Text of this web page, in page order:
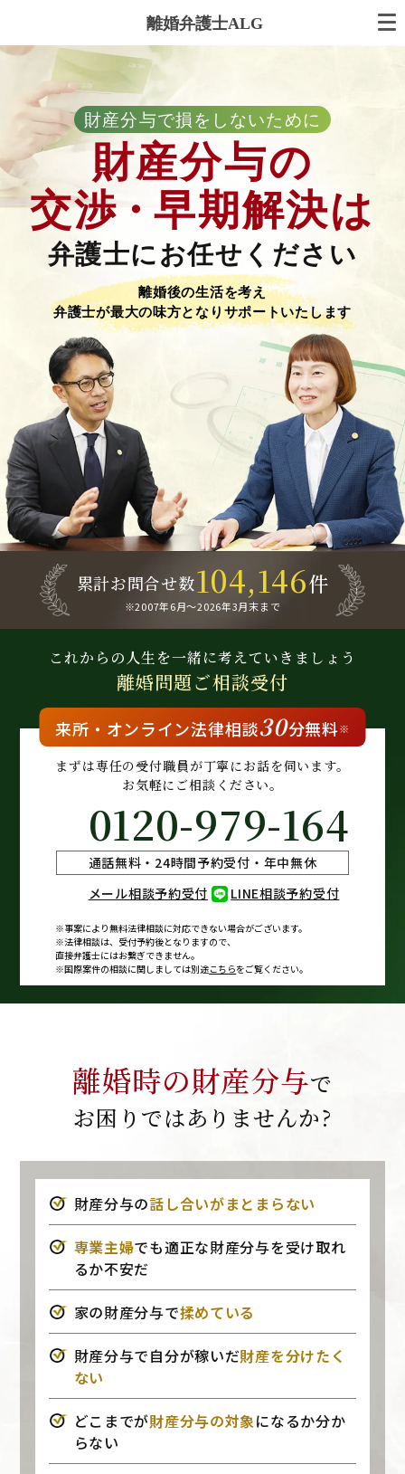
離婚弁護士ALG
財産分与で損をしないために
財産分与の
交渉・早期解決は
弁護士にお任せください
離婚後の生活を考え
弁護士が最大の味方となりサポートいたします
累計お問合せ数104,146件
※2007年6月～2026年3月末まで
これからの人生を一緒に考えていきましょう
離婚問題ご相談受付
来所・ オンライン法律相談30分無料※
まずは専任の受付職員が丁寧にお話を伺います。
お気軽にご相談ください。
0120-979-164
通話無料・24時間予約受付・年中無休
メール相談予約受付
LINE相談予約受付
※事案により無料法律相談に対応できない場合がございます。
※法律相談は、受付予約後となりますので、
直接弁護士にはお繋ぎできません。
※国際案件の相談に関しましては別途こちらをご覧ください。
離婚時の財産分与で
お困りではありませんか?
財産分与の話し合いがまとまらない
専業主婦でも適正な財産分与を受け取れ
るか不安だ
家の財産分与で揉めている
財産分与で自分が稼いだ財産を分けたく
ない
どこまでが財産分与の対象になるか分か
らない